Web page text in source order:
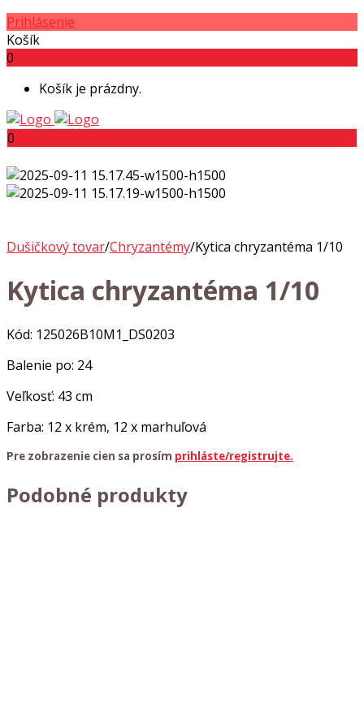
Prihlásenie
Košík
0
Košík je prázdny.
0
Dušičkový tovar/Chryzantémy/Kytica chryzantéma 1/10
Kytica chryzantéma 1/10
Kód: 125026B10M1_DS0203
Balenie po: 24
Veľkosť: 43 cm
Farba: 12 x krém, 12 x marhuľová
Pre zobrazenie cien sa prosím prihláste/registrujte.
Podobné produkty